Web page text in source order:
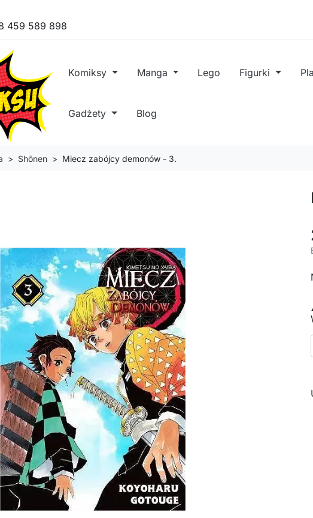
459 589 898
Komiksy Manga Lego Figurki
Gadżety Blog
Shōnen Miecz zabójcy demonów - 3.